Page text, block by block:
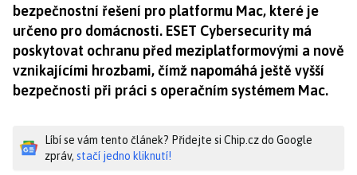
bezpečnostní řešení pro platformu Mac, které je
určeno pro domácnosti. ESET Cybersecurity má
poskytovat ochranu před meziplatformovými a nově
vznikajícími hrozbami, čímž napomáhá ještě vyšší
bezpečnosti při práci s operačním systémem Mac.
Líbí se vám tento článek? Přidejte si Chip.cz do Google
zpráv, stačí jedno kliknutí!